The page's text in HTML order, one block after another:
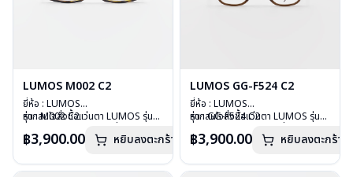
LUMOS M002 C2
ยี่ห้อ : LUMOS
รุ่น : M002 C2
เลนส์ : Demo Lens
น้ำหนัก : 20 กรัม
หากสนใจสั่งชื้อแว่นตา LUMOS รุ่น
กรุณาติดต่อเราคลิก
฿3,900.00 หยิบลงตะกร้า
LUMOS GG-F524 C2
ยี่ห้อ : LUMOS
รุ่น : GG-F524 C2
เลนส์ : Demo Lens
น้ำหนัก : 29 กรัม
หากสนใจสั่งชื้อแว่นตา LUMOS รุ่น
กรุณาติดต่อเราคลิก
฿3,900.00 หยิบลงตะกร้า